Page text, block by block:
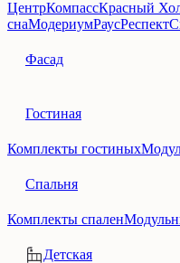
ЦентрКомпассКрасный
снаМодериумРаусРеспект
Фасад
Гостиная
Комплекты гостиных
Спальня
Комплекты спален
Детская